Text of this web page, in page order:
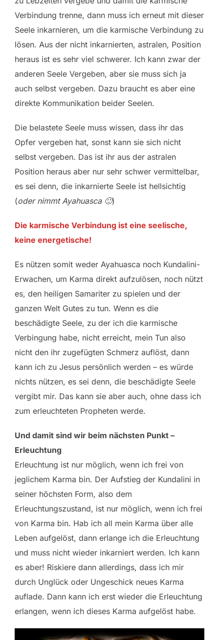
Verbindung trenne, dann muss ich erneut mit dieser
Seele inkarnieren, um die karmische Verbindung zu
lösen. Aus der nicht inkarnierten, astralen, Position
heraus ist es sehr viel schwerer. Ich kann zwar der
anderen Seele Vergeben, aber sie muss sich ja
auch selbst vergeben. Dazu braucht es aber eine
direkte Kommunikation beider Seelen.
Die belastete Seele muss wissen, dass ihr das
Opfer vergeben hat, sonst kann sie sich nicht
selbst vergeben. Das ist ihr aus der astralen
Position heraus aber nur sehr schwer vermittelbar,
es sei denn, die inkarnierte Seele ist hellsichtig
(oder nimmt Ayahuasca 🙂)
Die karmische Verbindung ist eine seelische,
keine energetische!
Es nützen somit weder Ayahuasca noch Kundalini-
Erwachen, um Karma direkt aufzulösen, noch nützt
es, den heiligen Samariter zu spielen und der
ganzen Welt Gutes zu tun. Wenn es die
beschädigte Seele, zu der ich die karmische
Verbingung habe, nicht erreicht, mein Tun also
nicht den ihr zugefügten Schmerz auflöst, dann
kann ich zu Jesus persönlich werden – es würde
nichts nützen, es sei denn, die beschädigte Seele
vergibt mir. Das kann sie aber auch, ohne dass ich
zum erleuchteten Propheten werde.
Und damit sind wir beim nächsten Punkt –
Erleuchtung
Erleuchtung ist nur möglich, wenn ich frei von
jeglichem Karma bin. Der Aufstieg der Kundalini in
seiner höchsten Form, also dem
Erleuchtungszustand, ist nur möglich, wenn ich frei
von Karma bin. Hab ich all mein Karma über alle
Leben aufgelöst, dann erlange ich die Erleuchtung
und muss nicht wieder inkarniert werden. Ich kann
es aber! Riskiere dann allerdings, dass ich mir
durch Unglück oder Ungeschick neues Karma
auflade. Dann kann ich erst wieder die Erleuchtung
erlangen, wenn ich dieses Karma aufgelöst habe.